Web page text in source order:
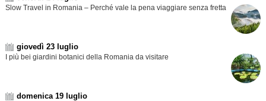
Slow Travel in Romania – Perché vale la pena viaggiare senza fretta
giovedì 23 luglio
I più bei giardini botanici della Romania da visitare
domenica 19 luglio